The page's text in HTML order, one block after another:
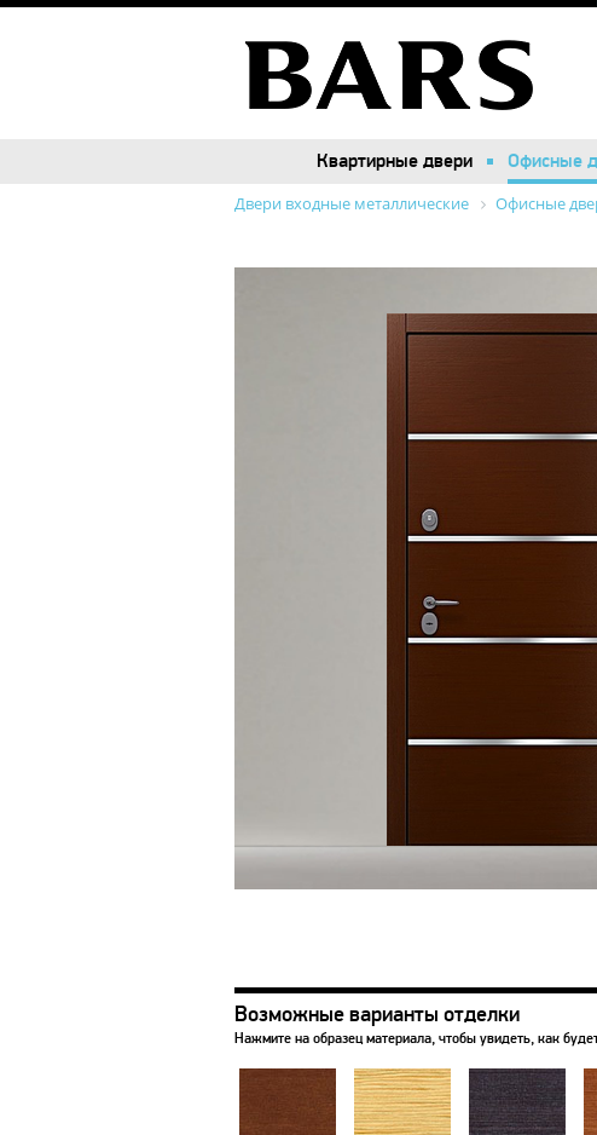
Квартирные двери Офисные
Квартирные двери Офисные
Двери входные металлические Офисные
Возможные варианты отделки
Нажмите на образец материала, чтобы увидеть, как